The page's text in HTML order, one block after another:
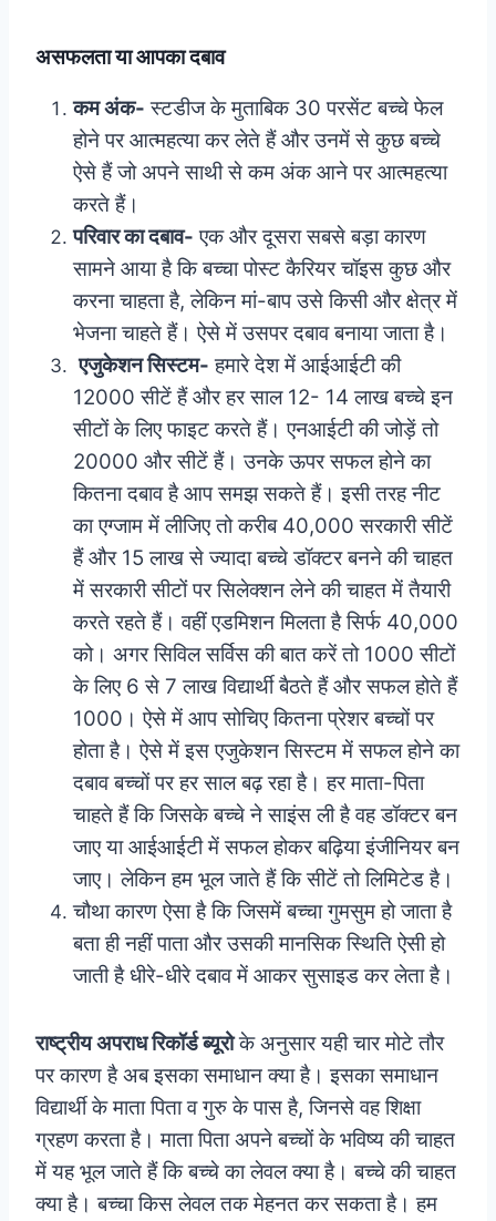
असफलता या आपका दबाव
कम अंक- स्टडीज के मुताबिक 30 परसेंट बच्चे फेल
होने पर आत्महत्या कर लेते हैं और उनमें से कुछ बच्चे
ऐसे हैं जो अपने साथी से कम अंक आने पर आत्महत्या
करते हैं।
परिवार का दबाव- एक और दूसरा सबसे बड़ा कारण
सामने आया है कि बच्चा पोस्ट कैरियर चॉइस कुछ और
करना चाहता है, लेकिन मां-बाप उसे किसी और क्षेत्र में
भेजना चाहते हैं। ऐसे में उसपर दबाव बनाया जाता है।
एजुकेशन सिस्टम- हमारे देश में आईआईटी की
12000 सीटें हैं और हर साल 12- 14 लाख बच्चे इन
सीटों के लिए फाइट करते हैं। एनआईटी की जोड़ें तो
20000 और सीटें हैं। उनके ऊपर सफल होने का
कितना दबाव है आप समझ सकते हैं। इसी तरह नीट
का एग्जाम में लीजिए तो करीब 40,000 सरकारी सीटें
हैं और 15 लाख से ज्यादा बच्चे डॉक्टर बनने की चाहत
में सरकारी सीटों पर सिलेक्शन लेने की चाहत में तैयारी
करते रहते हैं। वहीं एडमिशन मिलता है सिर्फ 40,000
को। अगर सिविल सर्विस की बात करें तो 1000 सीटों
के लिए 6 से 7 लाख विद्यार्थी बैठते हैं और सफल होते हैं
1000। ऐसे में आप सोचिए कितना प्रेशर बच्चों पर
होता है। ऐसे में इस एजुकेशन सिस्टम में सफल होने का
दबाव बच्चों पर हर साल बढ़ रहा है। हर माता-पिता
चाहते हैं कि जिसके बच्चे ने साइंस ली है वह डॉक्टर बन
जाए या आईआईटी में सफल होकर बढ़िया इंजीनियर बन
जाए। लेकिन हम भूल जाते हैं कि सीटें तो लिमिटेड है।
चौथा कारण ऐसा है कि जिसमें बच्चा गुमसुम हो जाता है
बता ही नहीं पाता और उसकी मानसिक स्थिति ऐसी हो
जाती है धीरे-धीरे दबाव में आकर सुसाइड कर लेता है।
राष्ट्रीय अपराध रिकॉर्ड ब्यूरोके अनुसार यही चार मोटे तौर
पर कारण है अब इसका समाधान क्या है। इसका समाधान
विद्यार्थी के माता पिता व गुरु के पास है, जिनसे वह शिक्षा
ग्रहण करता है। माता पिता अपने बच्चों के भविष्य की चाहत
में यह भूल जाते हैं कि बच्चे का लेवल क्या है। बच्चे की चाहत
क्या है। बच्चा किस लेवल तक मेहनत कर सकता है। हम